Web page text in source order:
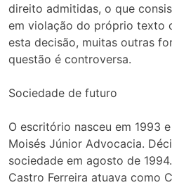
direito admitidas, o que
em violação do próprio texto
esta decisão, muitas outras
questão é controversa.
Sociedade de futuro
O escritório nasceu em 1993
Moisés Júnior Advocacia.
sociedade em agosto de
Castro Ferreira atuava como